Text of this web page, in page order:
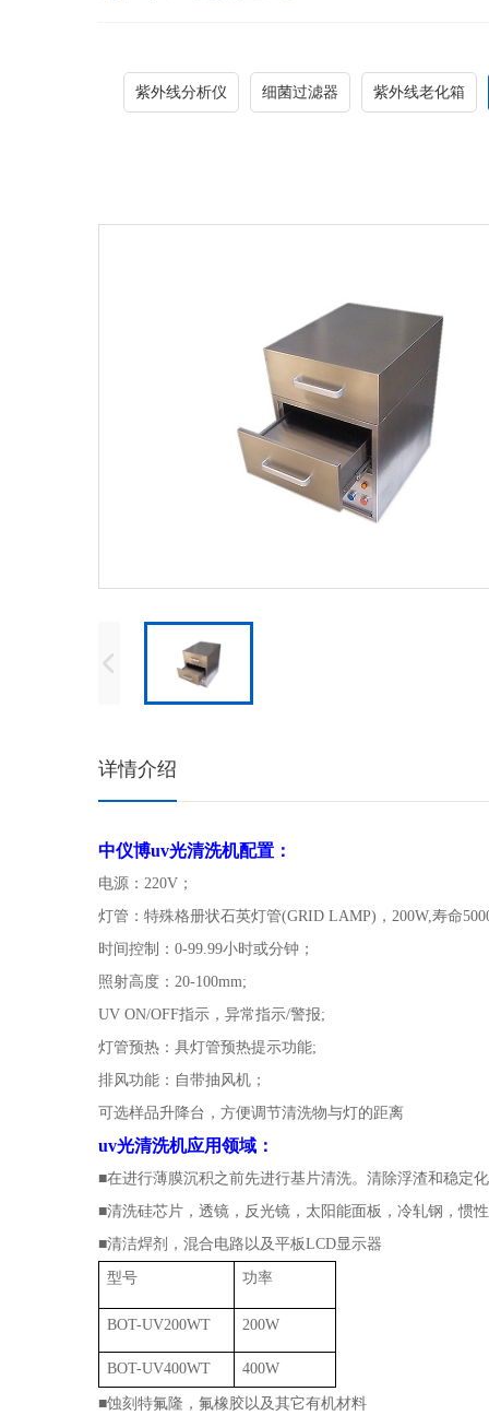
紫外线分析仪 细菌过滤器 紫外线老化箱
详情介绍
中仪博uv光清洗机配置：
电源： 220V ；
灯管：特殊格册状石英灯管(GRID LAMP) ， 200W,寿命
时间控制： 0-99.99小时或分钟；
照射高度： 20-100mm;
UV ON/OFF指示，异常指示/警报;
灯管预热：具灯管预热提示功能;
排风功能：自带抽风机；
可选样品升降台，方便调节清洗物与灯的距离
uv光清洗机应用领域：
■在进行薄膜沉积之前先进行基片清洗。清除浮渣和稳定
■清洗硅芯片，透镜，反光镜，太阳能面板，冷轧钢，惯
■清洁焊剂，混合电路以及平板LCD显示器
型号 功率
BOT-UV200WT 200W
BOT-UV400WT 400W
■蚀刻特氟隆，氟橡胶以及其它有机材料